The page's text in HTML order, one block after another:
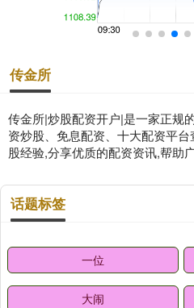
传金所
传金所|炒股配资开户|是一家正规
资炒股、免息配资、十大配资平
股经验,分享优质的配资资讯,帮助
话题标签
一位
大闹